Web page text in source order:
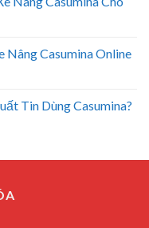
Casumina Online
Tin Dùng Casumina?